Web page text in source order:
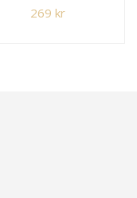
269 kr